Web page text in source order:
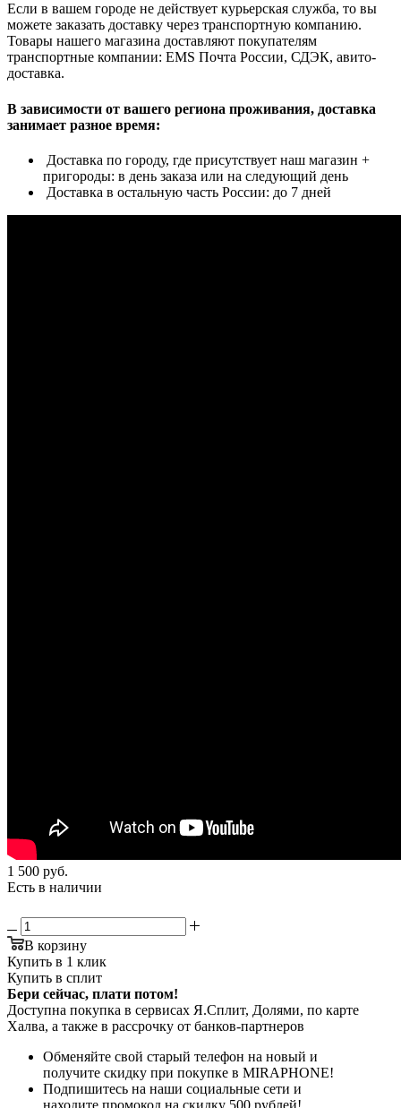
Если в вашем городе не действует курьерская служба, то вы
можете заказать доставку через транспортную компанию.
Товары нашего магазина доставляют покупателям
транспортные компании: EMS Почта России, СДЭК, авито-
доставка.
В зависимости от вашего региона проживания, доставка
занимает разное время:
Доставка по городу, где присутствует наш магазин +
пригороды: в день заказа или на следующий день
Доставка в остальную часть России: до 7 дней
1 500 руб.
Есть в наличии
В корзину
Купить в 1 клик
Купить в сплит
Бери сейчас, плати потом!
Доступна покупка в сервисах Я.Сплит, Долями, по карте
Халва, а также в рассрочку от банков-партнеров
Обменяйте свой старый телефон на новый и
получите скидку при покупке в MIRAPHONE!
Подпишитесь на наши социальные сети и
находите промокод на скидку 500 рублей!